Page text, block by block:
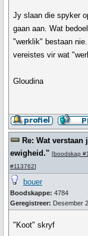
Jy slaan die spyker
gaan aan. Wat
"werklik" bestaan
vereistes vir wat
Gloudina
Re: Wat
ewigheid." [boodskap
#113762]
bouer
Boodskappe: 4784
Geregistreer: Desember
"Koot" skryf